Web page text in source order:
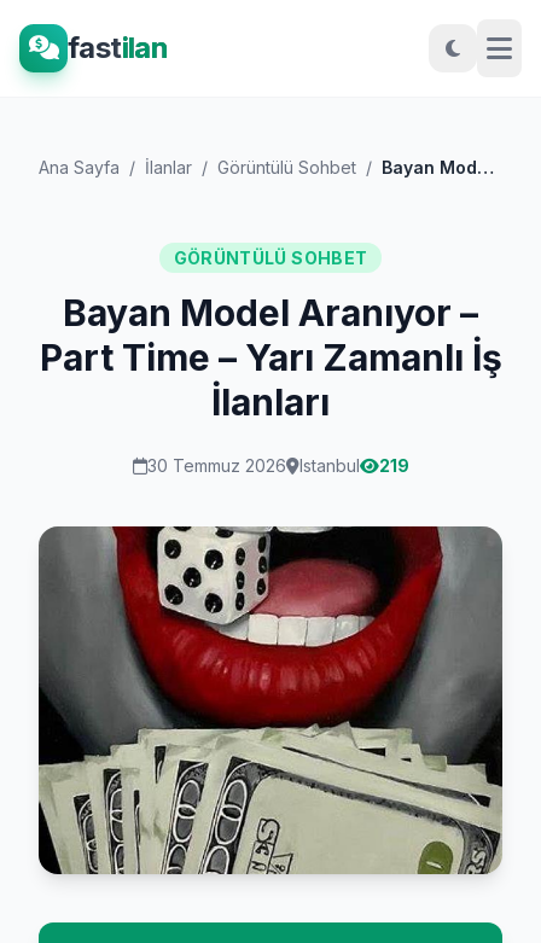
fastilan
Ana Sayfa / İlanlar / Görüntülü Sohbet / Bayan Model Aranıyor – Part Time – Yarı...
GÖRÜNTÜLÜ SOHBET
Bayan Model Aranıyor –
Part Time – Yarı Zamanlı İş
İlanları
30 Temmuz 2026 Istanbul 219